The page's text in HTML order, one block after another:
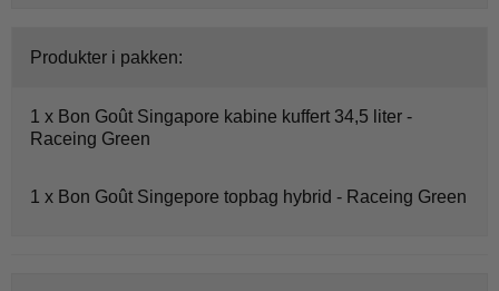
Produkter i pakken:
1 x Bon Goût Singapore kabine kuffert 34,5 liter -
Raceing Green
1 x Bon Goût Singepore topbag hybrid - Raceing Green